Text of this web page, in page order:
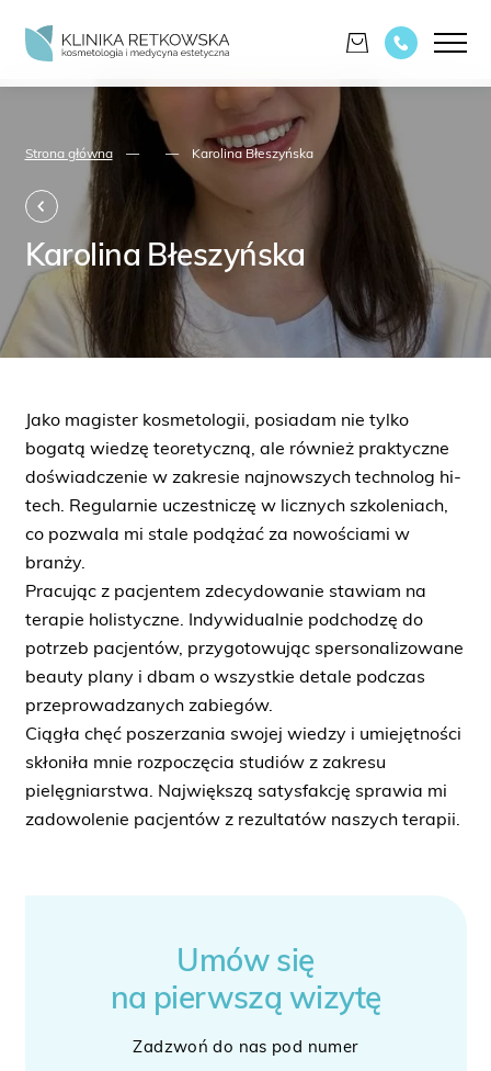
Strona główna — — Karolina Błeszyńska
Karolina Błeszyńska
Jako magister kosmetologii, posiadam nie tylko
bogatą wiedzę teoretyczną, ale również praktyczne
doświadczenie w zakresie najnowszych technolog hi-
tech. Regularnie uczestniczę w licznych szkoleniach,
co pozwala mi stale podążać za nowościami w
branży.
Pracując z pacjentem zdecydowanie stawiam na
terapie holistyczne. Indywidualnie podchodzę do
potrzeb pacjentów, przygotowując spersonalizowane
beauty plany i dbam o wszystkie detale podczas
przeprowadzanych zabiegów.
Ciągła chęć poszerzania swojej wiedzy i umiejętności
skłoniła mnie rozpoczęcia studiów z zakresu
pielęgniarstwa. Największą satysfakcję sprawia mi
zadowolenie pacjentów z rezultatów naszych terapii.
Umów się
na pierwszą wizytę
Zadzwoń do nas pod numer